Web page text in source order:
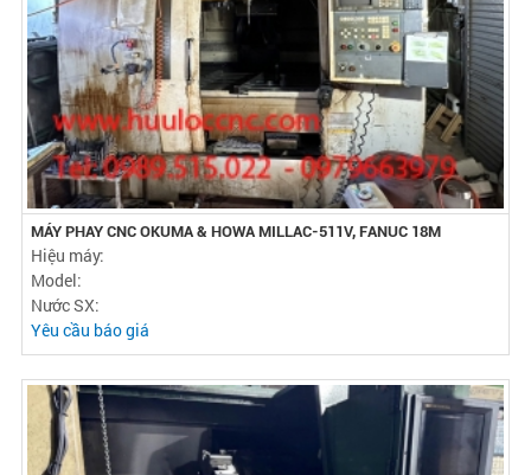
MÁY PHAY CNC OKUMA & HOWA MILLAC-511V, FANUC 18M
Hiệu máy:
Model:
Nước SX:
Yêu cầu báo giá